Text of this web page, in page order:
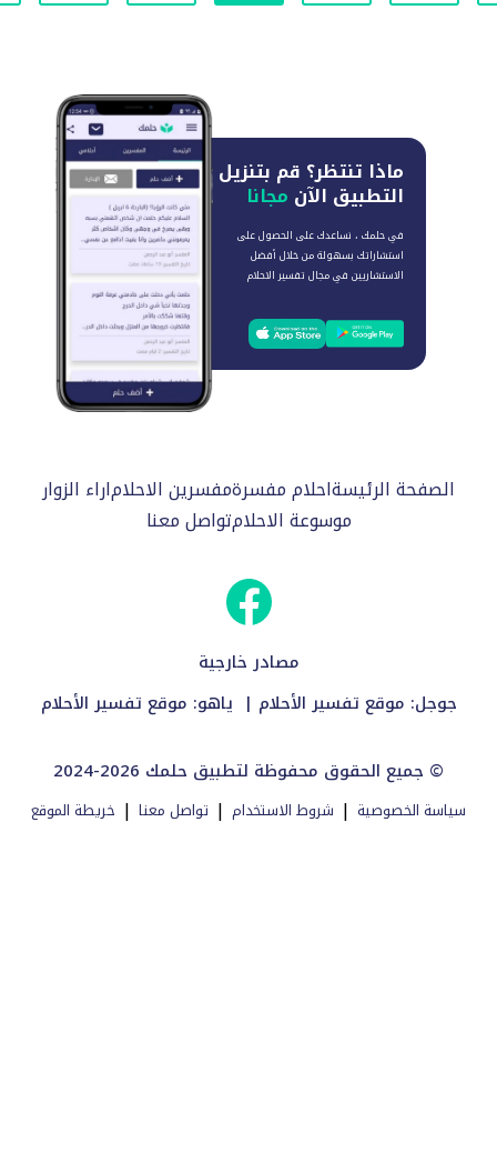
ماذا تنتظر؟ قم بتنزيل
التطبيق الآن مجانا
في حلمك ، نساعدك على الحصول على
استشاراتك بسهولة من خلال أفضل
الاستشاريين في مجال تفسير الاحلام
الصفحة الرئيسةاحلام مفسرةمفسرين الاحلاماراء الزوار
موسوعة الاحلامتواصل معنا
مصادر خارجية
جوجل: موقع تفسير الأحلام | ياهو: موقع تفسير الأحلام
2024-2026 جميع الحقوق محفوظة لتطبيق حلمك ©
سياسة الخصوصية | شروط الاستخدام | تواصل معنا | خريطة الموقع